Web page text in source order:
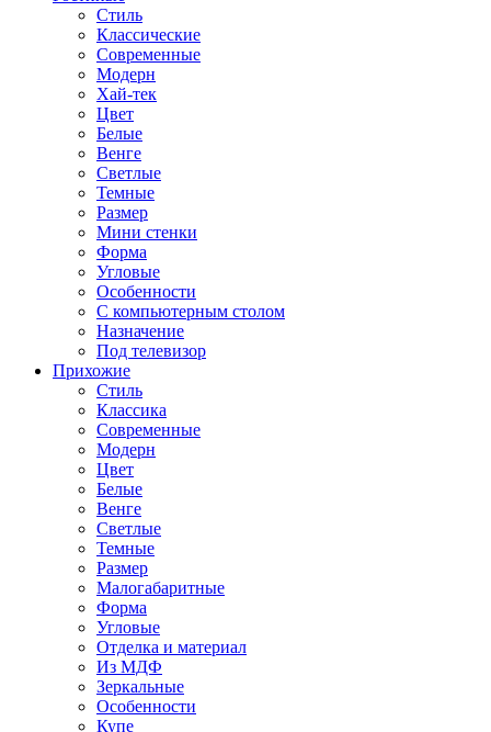
Стиль
Классические
Современные
Модерн
Хай-тек
Цвет
Белые
Венге
Светлые
Темные
Размер
Мини стенки
Форма
Угловые
Особенности
С компьютерным столом
Назначение
Под телевизор
Прихожие
Стиль
Классика
Современные
Модерн
Цвет
Белые
Венге
Светлые
Темные
Размер
Малогабаритные
Форма
Угловые
Отделка и материал
Из МДФ
Зеркальные
Особенности
Купе